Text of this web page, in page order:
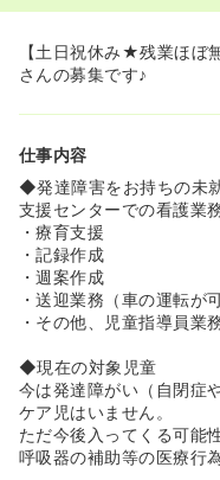
◆今回看護師体制を2
制が安定した中で働く
【土日祝休み★残業ほぼ
さんの募集です♪
仕事内容
◆発達障害をお持ちの未
支援センターでの看護業
・療育支援
・記録作成
・週案作成
・送迎業務（車の運転が
・その他、児童指導員業
◆現在の対象児童
今は発達障がい（自閉症
ケア児はいません。
ただ今後入ってくる可能
呼吸器の補助等の医療行